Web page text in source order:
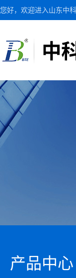
您好，欢迎进入山东中
产品中心